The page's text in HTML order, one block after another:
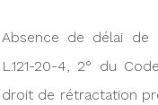
Absence de délai de
L.121-20-4, 2° du
droit de rétractation